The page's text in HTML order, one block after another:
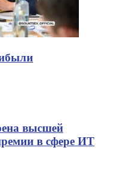
высшей
в сфере ИТ